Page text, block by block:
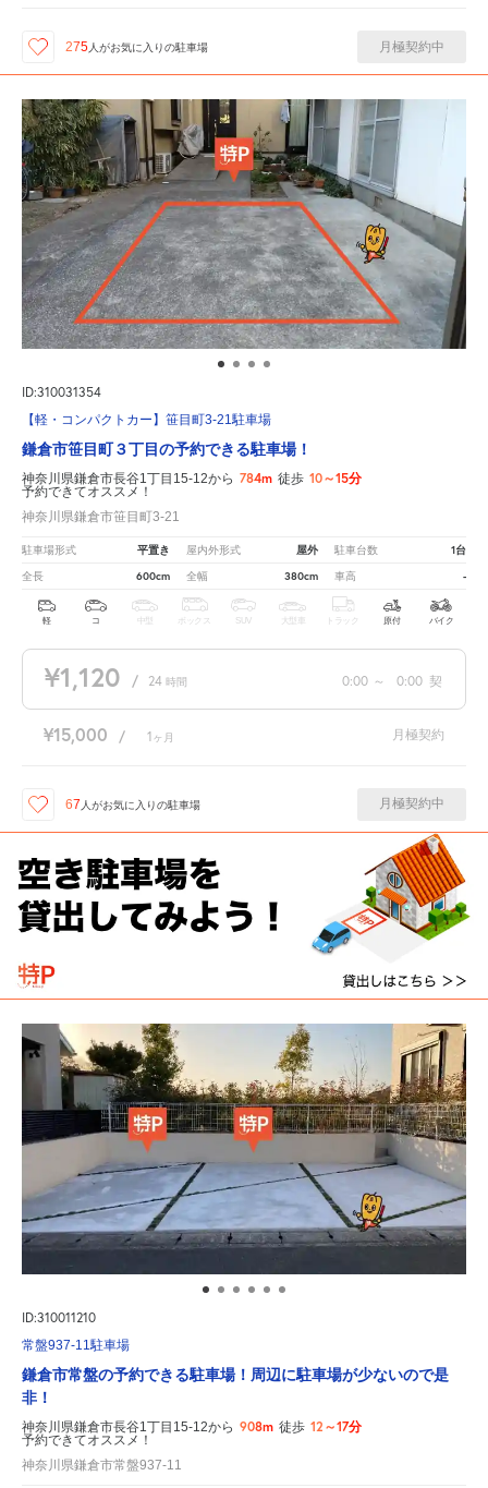
275 人がお気に入りの駐車場 月極契約中
ID:310031354
【軽・コンパクトカー】笹目町3-21駐車場
鎌倉市笹目町３丁目の予約できる駐車場！
神奈川県鎌倉市長谷1丁目15-12から 784m 徒歩 10～15分
予約できてオススメ！
神奈川県鎌倉市笹目町3-21
駐車場形式 平置き 屋内外形式 屋外 駐車台数 1台
全長 600cm 全幅 380cm 車高 -
軽 コ 中型 ボックス SUV 大型車 トラック 原付 バイク
¥1,120 / 24 時間 0:00 ～ 0:00 契
¥15,000 / 1 ヶ月 月極契約
67 人がお気に入りの駐車場 月極契約中
ID:310011210
常盤937-11駐車場
鎌倉市常盤の予約できる駐車場！周辺に駐車場が少ないので是
非！
神奈川県鎌倉市長谷1丁目15-12から 908m 徒歩 12～17分
予約できてオススメ！
神奈川県鎌倉市常盤937-11